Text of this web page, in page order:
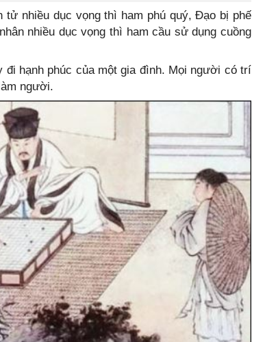
tử nhiều dục vọng thì ham phú quý, Đạo bị phế
nhiều dục vọng thì ham cầu sử dụng cuồng
đi hạnh phúc của một gia đình. Mọi người có trí
người.